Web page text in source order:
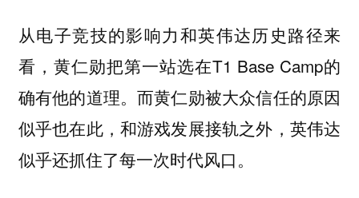
从电子竞技的影响力和英伟达历史路径来
看，黄仁勋把第一站选在T1 Base Camp的
确有他的道理。而黄仁勋被大众信任的原因
似乎也在此，和游戏发展接轨之外，英伟达
似乎还抓住了每一次时代风口。